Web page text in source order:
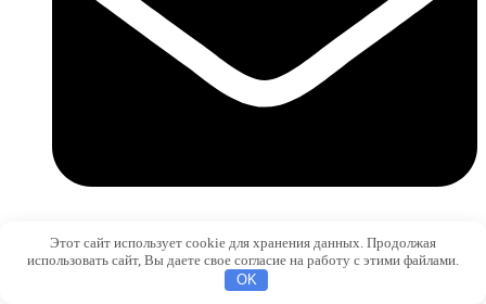
sale@metizium.ru
Этот сайт использует cookie для хранения данных. Продолжая
использовать сайт, Вы даете свое согласие на работу с этими файлами.
OK